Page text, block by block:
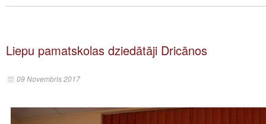
Liepu pamatskolas dziedātāji Dricānos
09 Novembris 2017